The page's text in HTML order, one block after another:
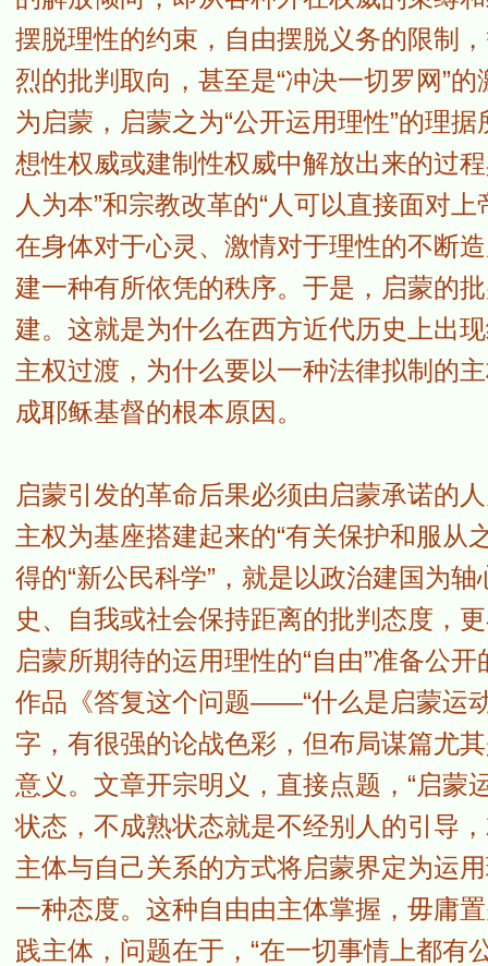
摆脱理性的约束，自由摆脱义务的限制
烈的批判取向，甚至是“冲决一切罗网”
为启蒙，启蒙之为“公开运用理性”的理
想性权威或建制性权威中解放出来的过
人为本”和宗教改革的“人可以直接面对
在身体对于心灵、激情对于理性的不断
建一种有所依凭的秩序。于是，启蒙的
建。这就是为什么在西方近代历史上出
主权过渡，为什么要以一种法律拟制的
成耶稣基督的根本原因。
启蒙引发的革命后果必须由启蒙承诺的
主权为基座搭建起来的“有关保护和服从
得的“新公民科学”，就是以政治建国为
史、自我或社会保持距离的批判态度，
启蒙所期待的运用理性的“自由”准备公
作品《答复这个问题——“什么是启蒙运
字，有很强的论战色彩，但布局谋篇尤
意义。文章开宗明义，直接点题，“启蒙
状态，不成熟状态就是不经别人的引导
主体与自己关系的方式将启蒙界定为运
一种态度。这种自由由主体掌握，毋庸
践主体，问题在于，“在一切事情上都有